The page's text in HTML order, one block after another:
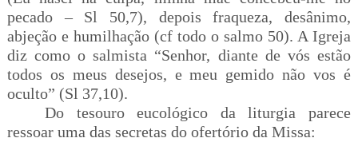
pecado – Sl 50,7), depois fraqueza, desânimo,
abjeção e humilhação (cf todo o salmo 50). A Igreja
diz como o salmista “Senhor, diante de vós estão
todos os meus desejos, e meu gemido não vos é
oculto” (Sl 37,10).
Do tesouro eucológico da liturgia parece
ressoar uma das secretas do ofertório da Missa: